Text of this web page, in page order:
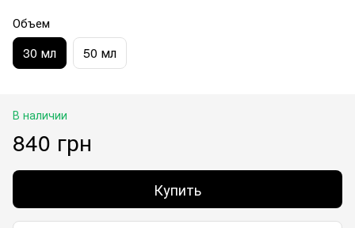
Объем
30 мл 50 мл
В наличии
840 грн
Купить